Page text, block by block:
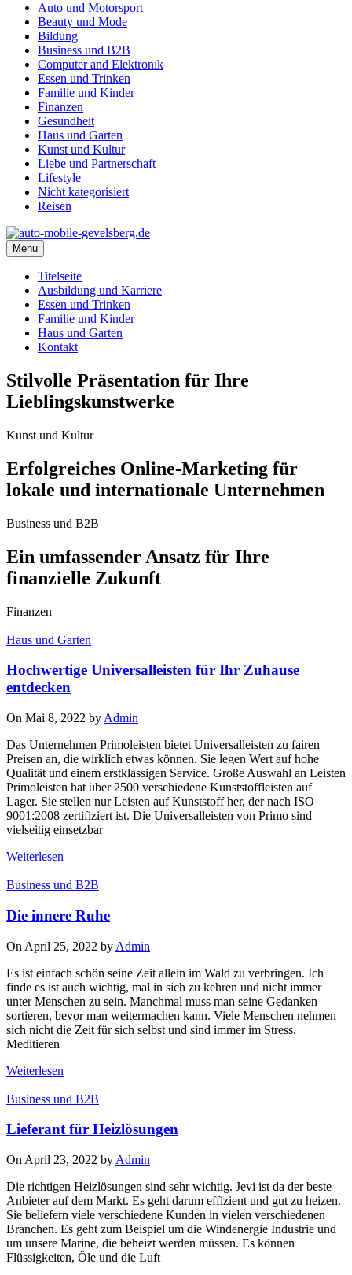
Auto und Motorsport
Beauty und Mode
Bildung
Business und B2B
Computer and Elektronik
Essen und Trinken
Familie und Kinder
Finanzen
Gesundheit
Haus und Garten
Kunst und Kultur
Liebe und Partnerschaft
Lifestyle
Nicht kategorisiert
Reisen
Menu
Titelseite
Ausbildung und Karriere
Essen und Trinken
Familie und Kinder
Haus und Garten
Kontakt
Stilvolle Präsentation für Ihre
Lieblingskunstwerke
Kunst und Kultur
Erfolgreiches Online-Marketing für
lokale und internationale Unternehmen
Business und B2B
Ein umfassender Ansatz für Ihre
finanzielle Zukunft
Finanzen
Haus und Garten
Hochwertige Universalleisten für Ihr Zuhause
entdecken
On Mai 8, 2022 by Admin
Das Unternehmen Primoleisten bietet Universalleisten zu fairen
Preisen an, die wirklich etwas können. Sie legen Wert auf hohe
Qualität und einem erstklassigen Service. Große Auswahl an Leisten
Primoleisten hat über 2500 verschiedene Kunststoffleisten auf
Lager. Sie stellen nur Leisten auf Kunststoff her, der nach ISO
9001:2008 zertifiziert ist. Die Universalleisten von Primo sind
vielseitig einsetzbar
Weiterlesen
Business und B2B
Die innere Ruhe
On April 25, 2022 by Admin
Es ist einfach schön seine Zeit allein im Wald zu verbringen. Ich
finde es ist auch wichtig, mal in sich zu kehren und nicht immer
unter Menschen zu sein. Manchmal muss man seine Gedanken
sortieren, bevor man weitermachen kann. Viele Menschen nehmen
sich nicht die Zeit für sich selbst und sind immer im Stress.
Meditieren
Weiterlesen
Business und B2B
Lieferant für Heizlösungen
On April 23, 2022 by Admin
Die richtigen Heizlösungen sind sehr wichtig. Jevi ist da der beste
Anbieter auf dem Markt. Es geht darum effizient und gut zu heizen.
Sie beliefern viele verschiedene Kunden in vielen verschiedenen
Branchen. Es geht zum Beispiel um die Windenergie Industrie und
um unsere Marine, die beheizt werden müssen. Es können
Flüssigkeiten, Öle und die Luft